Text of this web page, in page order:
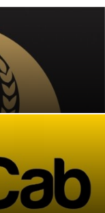
ANALIZE
SERVICII CURIERAT
& IT